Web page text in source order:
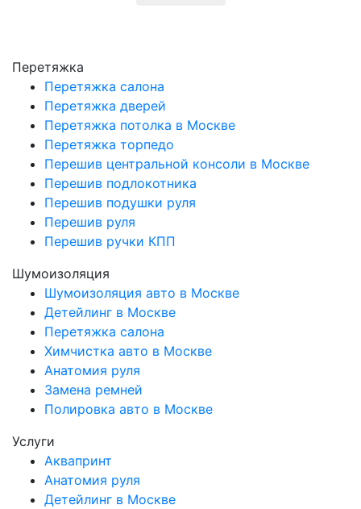
Перетяжка
Перетяжка салона
Перетяжка дверей
Перетяжка потолка в Москве
Перетяжка торпедо
Перешив центральной консоли в Москве
Перешив подлокотника
Перешив подушки руля
Перешив руля
Перешив ручки КПП
Шумоизоляция
Шумоизоляция авто в Москве
Детейлинг в Москве
Перетяжка салона
Химчистка авто в Москве
Анатомия руля
Замена ремней
Полировка авто в Москве
Услуги
Аквапринт
Анатомия руля
Детейлинг в Москве